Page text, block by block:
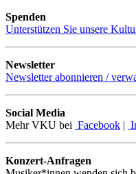
Spenden
Unterstützen Sie unsere
Newsletter
Newsletter abonnieren /
Social Media
Mehr VKU bei Facebook |
Konzert-Anfragen